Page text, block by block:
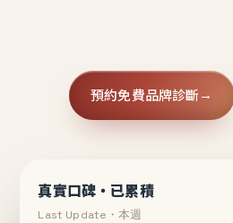
預約免費品牌診斷→
真實口碑・已累積
Last Update・本週